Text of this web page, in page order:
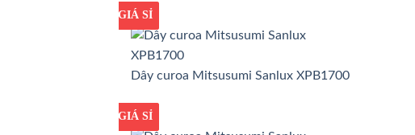
GIÁ TỐT
GIÁ SỈ
Dây curoa Mitsusumi Sanlux XPB1700
GIÁ TỐT
GIÁ SỈ